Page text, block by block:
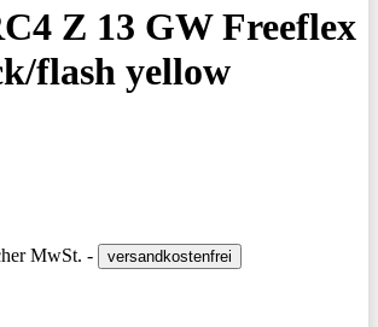
Z 13 GW Freeflex
flash yellow
MwSt. - versandkostenfrei